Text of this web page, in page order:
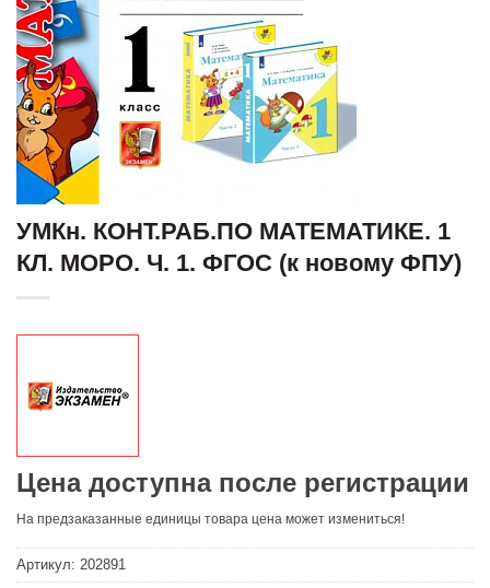
УМКн. КОНТ.РАБ.ПО МАТЕМАТИКЕ. 1
КЛ. МОРО. Ч. 1. ФГОС (к новому ФПУ)
Цена доступна после регистрации
На предзаказанные единицы товара цена может измениться!
Артикул: 202891